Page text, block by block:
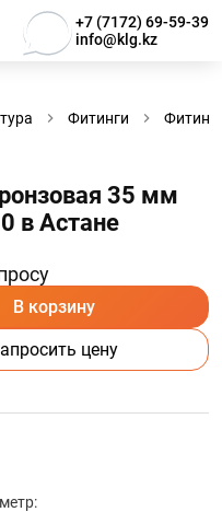
+7 (7172) 69-59-39
info@klg.kz
Фитинги
35 мм
в Астанe
В корзину
цену